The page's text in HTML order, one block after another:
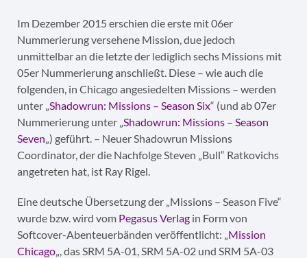
Im Dezember 2015 erschien die erste mit 06er
Nummerierung versehene Mission, due jedoch
unmittelbar an die letzte der lediglich sechs Missions mit
05er Nummerierung anschließt. Diese – wie auch die
folgenden, in Chicago angesiedelten Missions – werden
unter „Shadowrun: Missions – Season Six“ (und ab 07er
Nummerierung unter „Shadowrun: Missions – Season
Seven„) geführt. – Neuer Shadowrun Missions
Coordinator, der die Nachfolge Steven „Bull“ Ratkovichs
angetreten hat, ist Ray Rigel.
Eine deutsche Übersetzung der „Missions – Season Five“
wurde bzw. wird vom Pegasus Verlag in Form von
Softcover-Abenteuerbänden veröffentlicht: „Mission
Chicago„, das SRM 5A-01, SRM 5A-02 und SRM 5A-03